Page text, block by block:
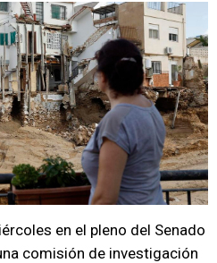
en el pleno del Senado
comisión de investigación